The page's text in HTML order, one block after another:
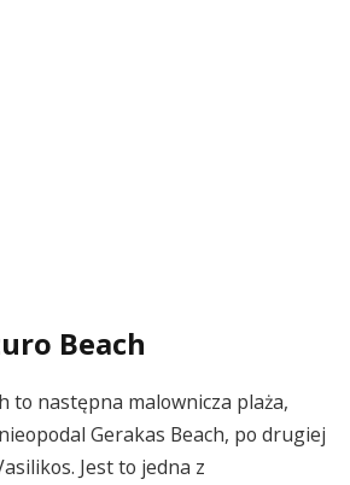
Beach
to następna malownicza plaża,
Gerakas Beach, po drugiej
Jest to jedna z